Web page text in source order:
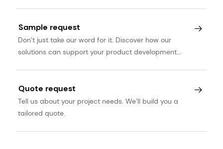
Sample request
Don’t just take our word for it. Discover how our
solutions can support your product development
Quote request
Tell us about your project needs. We’ll build you a
tailored quote.